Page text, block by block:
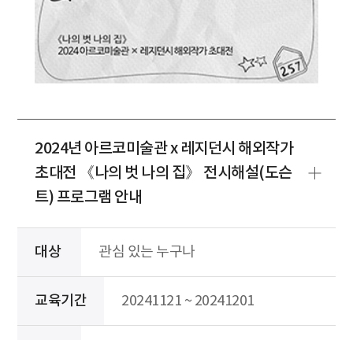
2024년 아르코미술관 x 레지던시 해외작가
초대전 《나의 벗 나의 집》 전시해설(도슨
트) 프로그램 안내
대상 관심 있는 누구나
교육기간 20241121 ~ 20241201